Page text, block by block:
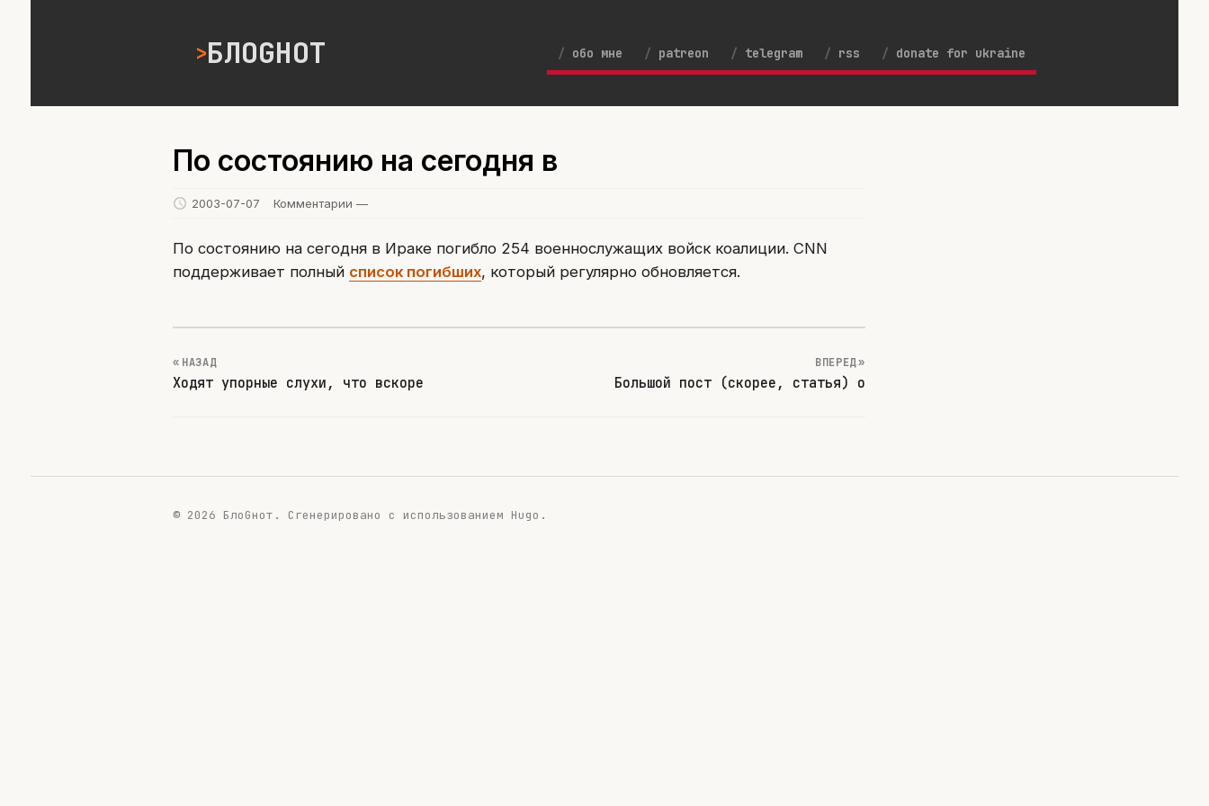
БЛОGНОТ обо мне patreon telegram rss donate for ukraine
По состоянию на сегодня в
2003-07-07 Комментарии —
По состоянию на сегодня в Ираке погибло 254 военнослужащих войск коалиции. CNN
поддерживает полный список погибших, который регулярно обновляется.
« НАЗАД
Ходят упорные слухи, что вскоре
ВПЕРЕД »
Большой пост (скорее, статья) о
© 2026 БлоGнот. Сгенерировано с использованием Hugo .